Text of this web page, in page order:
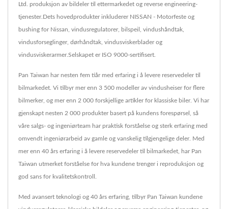
Ltd. produksjon av bildeler til ettermarkedet og reverse engineering-
tjenester.Dets hovedprodukter inkluderer NISSAN - Motorfeste og
bushing for Nissan, vindusregulatorer, bilspeil, vindushåndtak,
vindusforseglinger, dørhåndtak, vindusviskerblader og
vindusviskerarmer.Selskapet er ISO 9000-sertifisert.
Pan Taiwan har nesten fem tiår med erfaring i å levere reservedeler til
bilmarkedet. Vi tilbyr mer enn 3 500 modeller av vindusheiser for flere
bilmerker, og mer enn 2 000 forskjellige artikler for klassiske biler. Vi har
gjenskapt nesten 2 000 produkter basert på kundens forespørsel, så
våre salgs- og ingeniørteam har praktisk forståelse og sterk erfaring med
omvendt ingeniørarbeid av gamle og vanskelig tilgjengelige deler. Med
mer enn 40 års erfaring i å levere reservedeler til bilmarkedet, har Pan
Taiwan utmerket forståelse for hva kundene trenger i reproduksjon og
god sans for kvalitetskontroll.
Med avansert teknologi og 40 års erfaring, tilbyr Pan Taiwan kundene